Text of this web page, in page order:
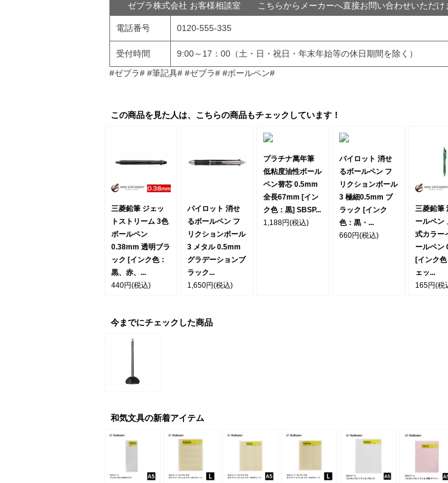
ゼブラ株式会社 お客様相談室 こちらからメーカーへ直接お問い合わせいただけ
電話番号 0120-555-335
受付時間
9:00～17：00（土・日・祝日・年末年始等の休日期間を除く）
#ゼブラ# #筆記具# #ゼブラ# #ボールペン#
この商品を見た人は、こちらの商品もチェックしています！
三菱鉛筆 ジェッ
トストリーム 3色
ボールペン
0.38mm 透明ブラ
ック [インク色：
黒、赤、...
440円(税込)
パイロット 消せ
るボールペン フ
リクションボール
3 メタル 0.5mm
グラデーションブ
ラック...
1,650円(税込)
プラチナ萬年筆
低粘度油性ボール
ペン替芯 0.5mm
全長67mm [イン
ク色：黒] SBSP...
1,188円(税込)
パイロット 消せ
るボールペン フ
リクションボール
3 極細0.5mm ブ
ラック [インク
色：黒・...
660円(税込)
三菱鉛筆
ールペン
式カラー
ールペン
[インク
ェッ...
165円(税
今までにチェックした商品
和気文具の新着アイテム